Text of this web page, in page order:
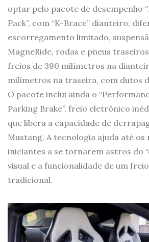
optar pelo pacote de desempenho
Pack”, com “K-Brace” dianteiro,
escorregamento limitado,
MagneRide, rodas e pneus
freios de 390 milímetros na
milímetros na traseira, com dutos
O pacote inclui ainda o
Parking Brake”, freio eletrônico
que libera a capacidade de
Mustang. A tecnologia ajuda até
iniciantes a se tornarem astros do
visual e a funcionalidade de um
tradicional.